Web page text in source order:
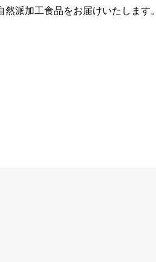
派加工食品をお届けいたします。